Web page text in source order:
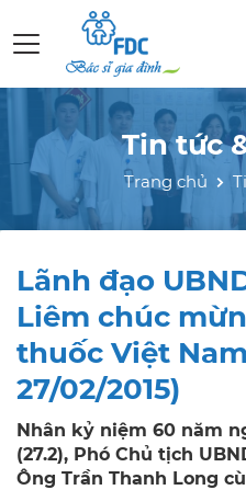
Tin tức
Trang chủ
Lãnh đạo
Liêm chúc
thuốc Việt
27/02/2015)
Nhân kỷ niệm 60 năm
(27.2), Phó Chủ tịch
Ông Trần Thanh Long